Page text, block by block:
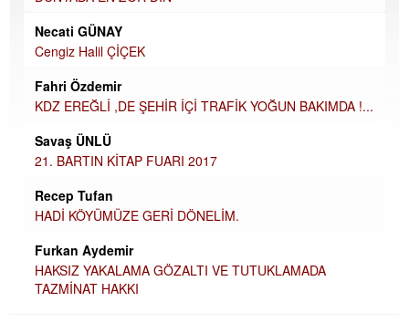
Necati GÜNAY
Cengiz Halil ÇİÇEK
Fahri Özdemir
KDZ EREĞLİ ,DE ŞEHİR İÇİ TRAFİK YOĞUN BAKIMDA !...
Savaş ÜNLÜ
21. BARTIN KİTAP FUARI 2017
Recep Tufan
HADİ KÖYÜMÜZE GERİ DÖNELİM.
Furkan Aydemir
HAKSIZ YAKALAMA GÖZALTI VE TUTUKLAMADA
TAZMİNAT HAKKI